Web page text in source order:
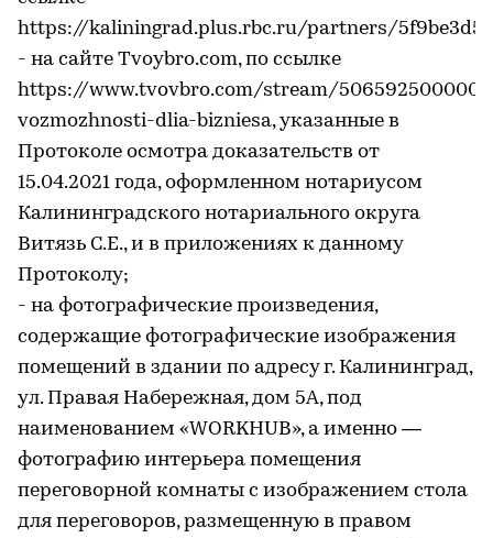
https://kaliningrad.plus.rbc.ru/partners/
- на сайте Tvoybro.com, по ссылке
https://www.tvovbro.com/stream/
vozmozhnosti-dlia-bizniesa, указанные в
Протоколе осмотра доказательств от
15.04.2021 года, оформленном нотариусом
Калининградского нотариального округа
Витязь С.Е., и в приложениях к данному
Протоколу;
- на фотографические произведения,
содержащие фотографические изображения
помещений в здании по адресу г. Калининград,
ул. Правая Набережная, дом 5А, под
наименованием «WORKHUB», а именно —
фотографию интерьера помещения
переговорной комнаты с изображением стола
для переговоров, размещенную в правом